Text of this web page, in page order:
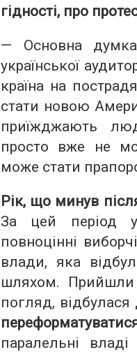
гідності, про
— Основна
української
країна на
стати новою
приїжджають
просто вже не
може стати
Рік, що минув
За цей період
повноцінні
влади, яка
шляхом.
погляд,
паралельні